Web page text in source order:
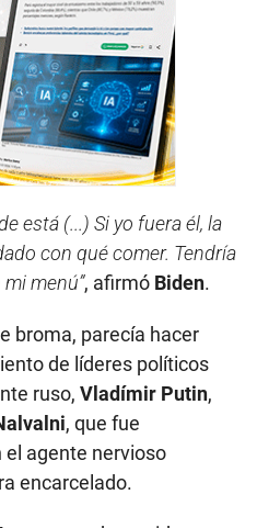
está (...) Si yo fuera él, la
con qué comer. Tendría
menú”, afirmó Biden.
broma, parecía hacer
de líderes políticos
ruso, Vladímir Putin,
, que fue
el agente nervioso
encarcelado.